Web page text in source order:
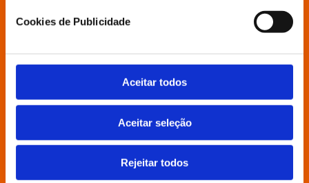
Cookies de Publicidade
Aceitar todos
Aceitar seleção
Rejeitar todos
Grupo Parlamentar
Povo Livre